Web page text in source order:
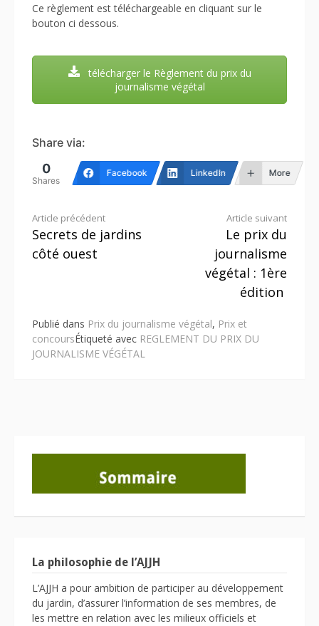
Ce règlement est téléchargeable en cliquant sur le
bouton ci dessous.
télécharger le Règlement du prix du
journalisme végétal
Share via:
0
Shares
Facebook LinkedIn More
Lire
la
suite
Article précédent
Secrets de jardins
côté ouest
Article suivant
Le prix du
journalisme
végétal : 1ère
édition
Publié dans Prix du journalisme végétal, Prix et
concoursÉtiqueté avec REGLEMENT DU PRIX DU
JOURNALISME VÉGÉTAL
La philosophie de l’AJJH
L’AJJH a pour ambition de participer au développement
du jardin, d’assurer l’information de ses membres, de
les mettre en relation avec les milieux officiels et